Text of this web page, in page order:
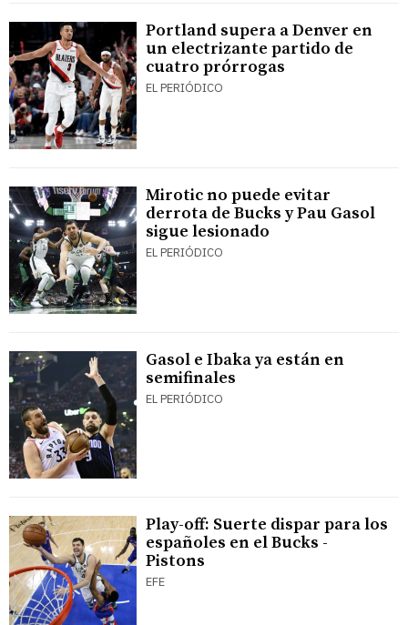
Portland supera a Denver en
un electrizante partido de
cuatro prórrogas
EL PERIÓDICO
Mirotic no puede evitar
derrota de Bucks y Pau Gasol
sigue lesionado
EL PERIÓDICO
Gasol e Ibaka ya están en
semifinales
EL PERIÓDICO
Play-off: Suerte dispar para los
españoles en el Bucks -
Pistons
EFE